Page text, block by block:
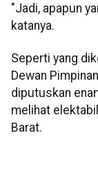
"Jadi, apapun
katanya.
Seperti yang
Dewan
diputuskan
melihat
Barat.